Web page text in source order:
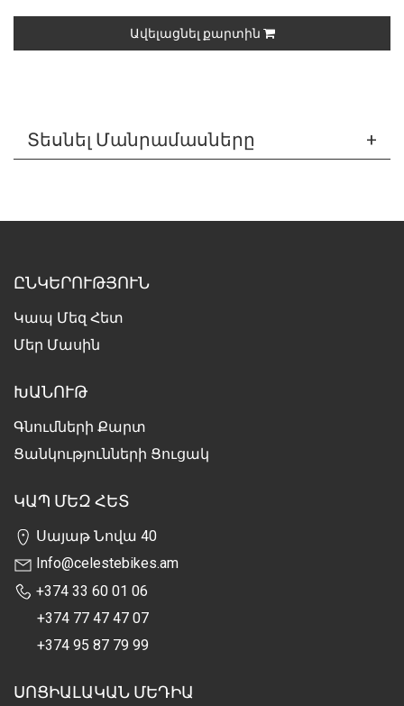
Ավելացնել քարտին
Տեսնել Մանրամասները
ԸՆԿԵՐՈՒԹՅՈՒՆ
Կապ Մեզ Հետ
Մեր Մասին
ԽԱՆՈՒԹ
Գնումների Քարտ
Ցանկությունների Ցուցակ
ԿԱՊ ՄԵԶ ՀԵՏ
Սայաթ Նովա 40
Info@celestebikes.am
+374 33 60 01 06
+374 77 47 47 07
+374 95 87 79 99
ՍՈՑԻԱԼԱԿԱՆ ՄԵԴԻԱ